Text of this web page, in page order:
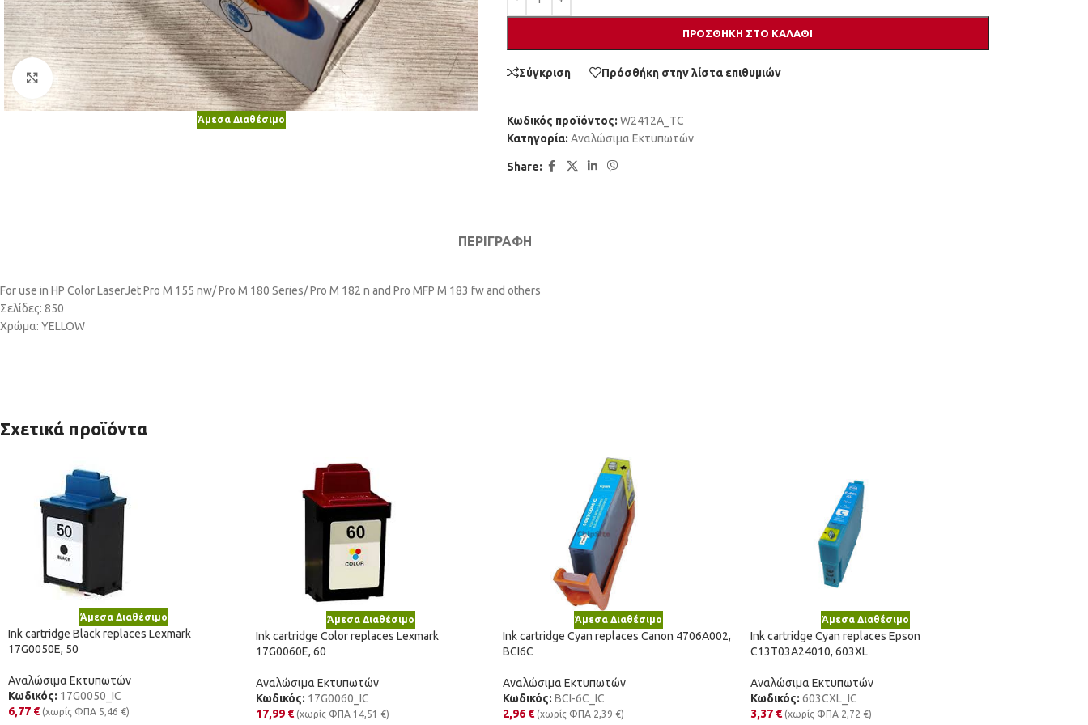
Κλικ για μεγέθυνση
Άμεσα Διαθέσιμο
ΠΡΟΣΘΉΚΗ ΣΤΟ ΚΑΛΆΘΙ
Σύγκριση Πρόσθήκη στην λίστα επιθυμιών
Κωδικός προϊόντος: W2412A_TC
Κατηγορία: Αναλώσιμα Εκτυπωτών
Share:
ΠΕΡΙΓΡΑΦΉ
For use in HP Color LaserJet Pro M 155 nw/ Pro M 180 Series/ Pro M 182 n and Pro MFP M 183 fw and others
Σελίδες: 850
Χρώμα: YELLOW
Σχετικά προϊόντα
Άμεσα Διαθέσιμο
Ink cartridge Black replaces Lexmark
17G0050E, 50
Αναλώσιμα Εκτυπωτών
Κωδικός: 17G0050_IC
6,77 € (χωρίς ΦΠΑ 5,46 €)
Άμεσα Διαθέσιμο
Ink cartridge Color replaces Lexmark
17G0060E, 60
Αναλώσιμα Εκτυπωτών
Κωδικός: 17G0060_IC
17,99 € (χωρίς ΦΠΑ 14,51 €)
Άμεσα Διαθέσιμο
Ink cartridge Cyan replaces Canon 4706A002,
BCI6C
Αναλώσιμα Εκτυπωτών
Κωδικός: BCI-6C_IC
2,96 € (χωρίς ΦΠΑ 2,39 €)
Άμεσα Διαθέσιμο
Ink cartridge Cyan replaces Epson
C13T03A24010, 603XL
Αναλώσιμα Εκτυπωτών
Κωδικός: 603CXL_IC
3,37 € (χωρίς ΦΠΑ 2,72 €)